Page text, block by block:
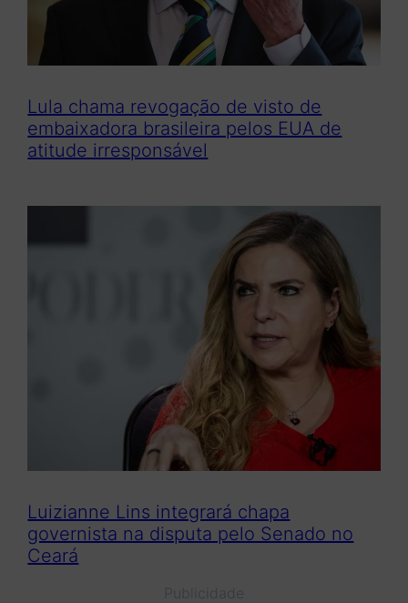
Lula chama revogação de visto de
embaixadora brasileira pelos EUA de
atitude irresponsável
Luizianne Lins integrará chapa
governista na disputa pelo Senado no
Ceará
Publicidade